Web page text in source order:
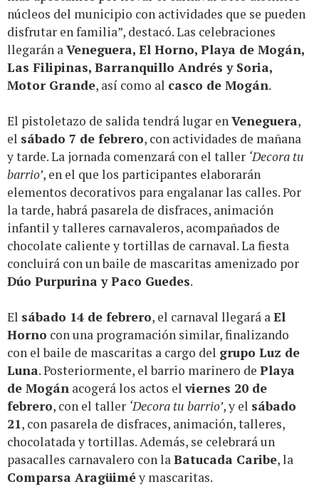
núcleos del municipio con actividades que se pueden
disfrutar en familia”, destacó. Las celebraciones
llegarán aVeneguera, El Horno, Playa de Mogán,
Las Filipinas, Barranquillo Andrés y Soria,
Motor Grande, así como al casco de Mogán.
El pistoletazo de salida tendrá lugar enVeneguera,
el sábado 7 de febrero, con actividades de mañana
y tarde. La jornada comenzará con el taller ‘Decora tu
barrio’, en el que los participantes elaborarán
elementos decorativos para engalanar las calles. Por
la tarde, habrá pasarela de disfraces, animación
infantil y talleres carnavaleros, acompañados de
chocolate caliente y tortillas de carnaval. La fiesta
concluirá con un baile de mascaritas amenizado por
Dúo Purpurina y Paco Guedes.
El sábado 14 de febrero, el carnaval llegará aEl
Horno con una programación similar, finalizando
con el baile de mascaritas a cargo del grupo Luz de
Luna. Posteriormente, el barrio marinero de Playa
de Mogán acogerá los actos elviernes 20 de
febrero, con el taller ‘Decora tu barrio’, y el sábado
21, con pasarela de disfraces, animación, talleres,
chocolatada y tortillas. Además, se celebrará un
pasacalles carnavalero con laBatucada Caribe, la
Comparsa Aragüiméy mascaritas.